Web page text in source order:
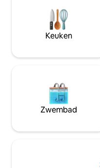
de stad, maar ook op 5
van voorzieningen en de
stranden van Cyprus.
prachtige omgeving van
wakker met zingende
Keuken
Zwembad